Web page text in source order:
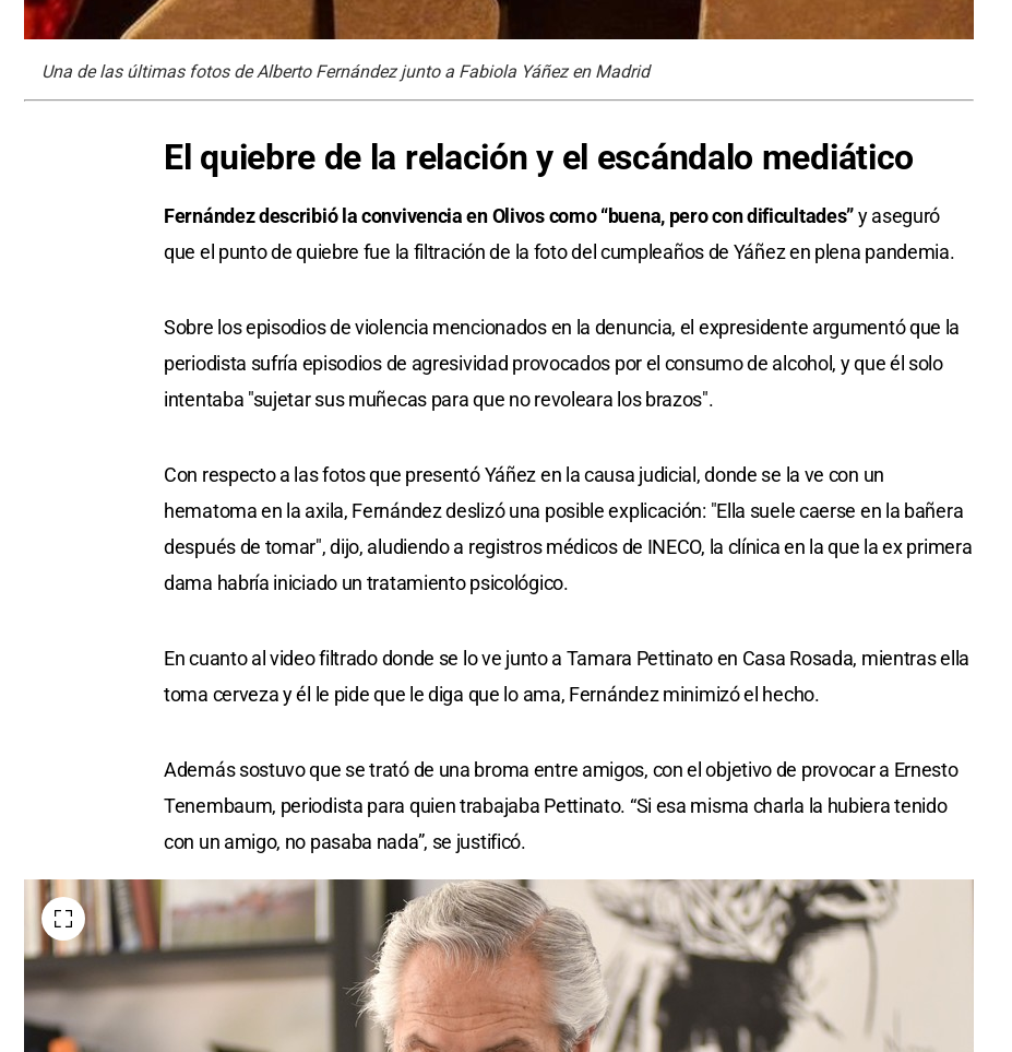
Una de las últimas fotos de Alberto Fernández junto a Fabiola Yáñez en Madrid
El quiebre de la relación y el escándalo mediático
Fernández describió la convivencia en Olivos como “buena, pero con dificultades”y aseguró
que el punto de quiebre fue la filtración de la foto del cumpleaños de Yáñez en plena pandemia.
Sobre los episodios de violencia mencionados en la denuncia, el expresidente argumentó que la
periodista sufría episodios de agresividad provocados por el consumo de alcohol, y que él solo
intentaba "sujetar sus muñecas para que no revoleara los brazos".
Con respecto a las fotos que presentó Yáñez en la causa judicial, donde se la ve con un
hematoma en la axila, Fernández deslizó una posible explicación: "Ella suele caerse en la bañera
después de tomar", dijo, aludiendo a registros médicos de INECO, la clínica en la que la ex primera
dama habría iniciado un tratamiento psicológico.
En cuanto al video filtrado donde se lo ve junto a Tamara Pettinato en Casa Rosada, mientras ella
toma cerveza y él le pide que le diga que lo ama, Fernández minimizó el hecho.
Además sostuvo que se trató de una broma entre amigos, con el objetivo de provocar a Ernesto
Tenembaum, periodista para quien trabajaba Pettinato. “Si esa misma charla la hubiera tenido
con un amigo, no pasaba nada”, se justificó.